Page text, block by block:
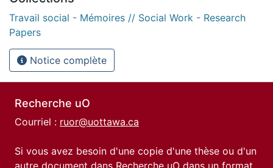
Travail social - Mémoires // Social Work - Research
Papers
Notice complète
Recherche uO
Courriel : ruor@uottawa.ca
Si vous avez besoin d'une copie d'une thèse ou d'un
autre document dans Recherche uO dans un format